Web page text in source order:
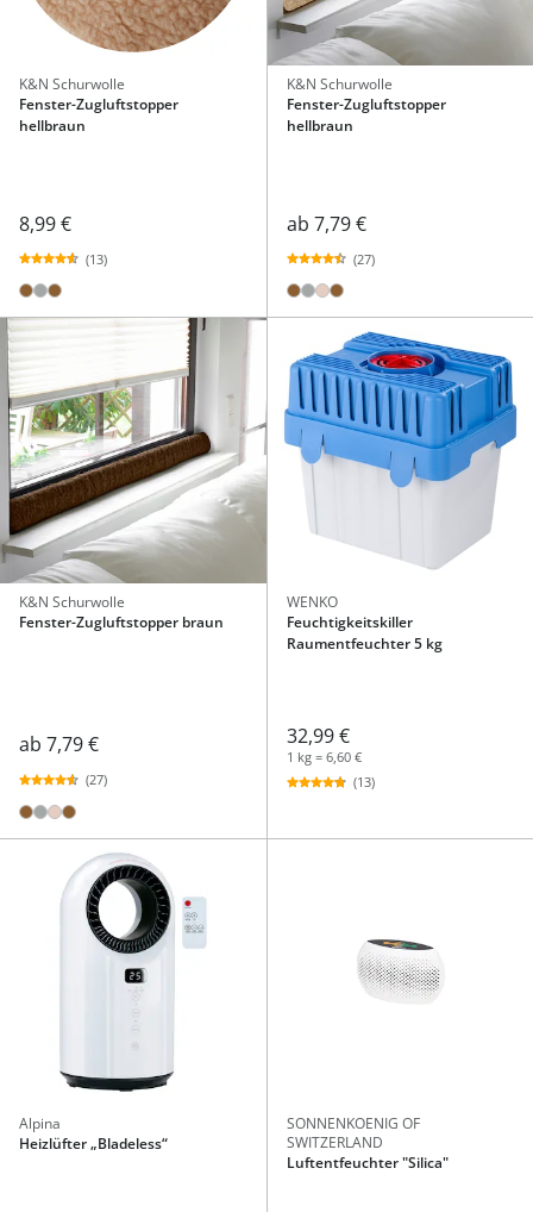
K&N Schurwolle
Fenster-Zugluftstopper
hellbraun
8,99 €
(13)
K&N Schurwolle
Fenster-Zugluftstopper
hellbraun
ab 7,79 €
(27)
K&N Schurwolle
Fenster-Zugluftstopper braun
ab 7,79 €
(27)
WENKO
Feuchtigkeitskiller
Raumentfeuchter 5 kg
32,99 €
1 kg = 6,60 €
(13)
Alpina
Heizlüfter „Bladeless“
SONNENKOENIG OF
SWITZERLAND
Luftentfeuchter "Silica"